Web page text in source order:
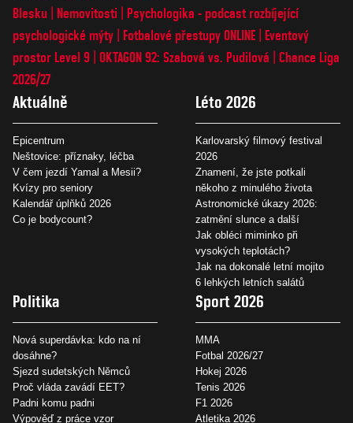
Blesku
Nemovitosti
Psychologika - podcast rozbíjející
psychologické mýty
Fotbalové přestupy ONLINE
Eventový
prostor Level 9 OKTAGON 92: Szabová vs. Pudilová
Chance Liga
2026/27
Aktuálně
Epicentrum
Neštovice: příznaky, léčba
V čem jezdí Yamal a Mesii?
Kvízy pro seniory
Kalendář úplňků 2026
Co je bodycount?
Léto 2026
Karlovarský filmový festival
2026
Znamení, že jste potkali
někoho z minulého života
Astronomické úkazy 2026:
zatmění slunce a další
Jak obléci miminko při
vysokých teplotách?
Jak na dokonalé letní mojito
6 lehkých letních salátů
Politika
Nová superdávka: kdo na ní
dosáhne?
Sjezd sudetských Němců
Proč vláda zavádí EET?
Padni komu padni
Výpověď z práce vzor
Sport 2026
MMA
Fotbal 2026/27
Hokej 2026
Tenis 2026
F1 2026
Atletika 2026